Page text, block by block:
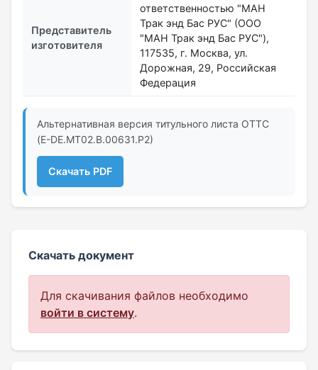
Представитель
изготовителя
ответственностью "МАН
Трак энд Бас РУС" (ООО
"МАН Трак энд Бас РУС"),
117535, г. Москва, ул.
Дорожная, 29, Российская
Федерация
Альтернативная версия титульного листа ОТТС
(E-DE.MT02.В.00631.Р2)
Скачать PDF
Скачать документ
Для скачивания файлов необходимо
войти в систему.